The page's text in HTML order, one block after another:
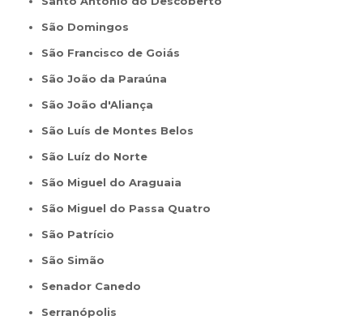
São Domingos
São Francisco de Goiás
São João da Paraúna
São João d'Aliança
São Luís de Montes Belos
São Luíz do Norte
São Miguel do Araguaia
São Miguel do Passa Quatro
São Patrício
São Simão
Senador Canedo
Serranópolis